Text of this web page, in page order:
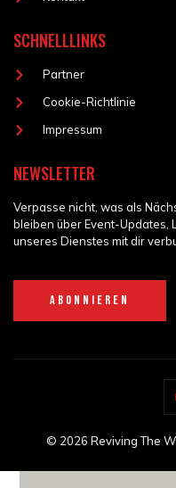
SCHNELLLINKS
Partner
Cookie-Richtlinie
Impressum
NEWSLETTER
Verpasse nicht, was als
bleiben über Event-Updates,
unseres Dienstes mit dir
ABONNIEREN
© 2026 Reviving The